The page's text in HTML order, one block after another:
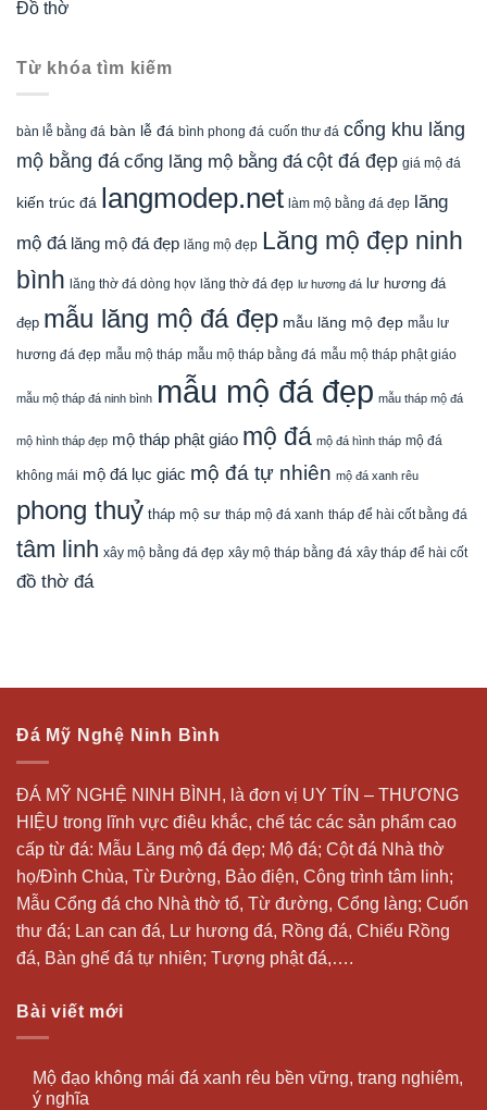
Đồ thờ
Từ khóa tìm kiếm
bàn lễ bằng đá bàn lễ đá bình phong đá cuốn thư đá cổng khu lăng
mộ bằng đá cổng lăng mộ bằng đá cột đá đẹp giá mộ đá
kiến trúc đá langmodep.net làm mộ bằng đá đẹp lăng
mộ đá lăng mộ đá đẹp lăng mộ đẹp Lăng mộ đẹp ninh
bình lăng thờ đá dòng họv lăng thờ đá đẹp lư hương đá lư hương đá
đẹp mẫu lăng mộ đá đẹp mẫu lăng mộ đẹp mẫu lư
hương đá đẹp mẫu mộ tháp mẫu mộ tháp bằng đá mẫu mộ tháp phật giáo
mẫu mộ tháp đá ninh bình mẫu mộ đá đẹp mẫu tháp mộ đá
mộ hình tháp đẹp mộ tháp phật giáo mộ đá mộ đá hình tháp mộ đá
không mái mộ đá lục giác mộ đá tự nhiên mộ đá xanh rêu
phong thuỷ tháp mộ sư tháp mộ đá xanh tháp để hài cốt bằng đá
tâm linh xây mộ bằng đá đẹp xây mộ tháp bằng đá xây tháp để hài cốt
đồ thờ đá
Đá Mỹ Nghệ Ninh Bình
ĐÁ MỸ NGHỆ NINH BÌNH, là đơn vị UY TÍN – THƯƠNG
HIỆU trong lĩnh vực điêu khắc, chế tác các sản phẩm cao
cấp từ đá: Mẫu Lăng mộ đá đẹp; Mộ đá; Cột đá Nhà thờ
họ/Đình Chùa, Từ Đường, Bảo điện, Công trình tâm linh;
Mẫu Cổng đá cho Nhà thờ tổ, Từ đường, Cổng làng; Cuốn
thư đá; Lan can đá, Lư hương đá, Rồng đá, Chiếu Rồng
đá, Bàn ghế đá tự nhiên; Tượng phật đá,….
Bài viết mới
Mộ đạo không mái đá xanh rêu bền vững, trang nghiêm,
ý nghĩa